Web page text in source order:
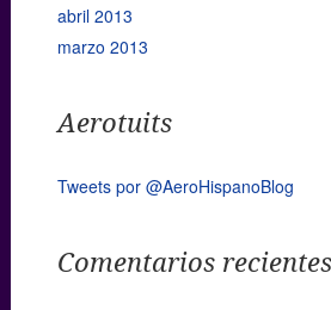
abril 2013
marzo 2013
Aerotuits
Tweets por @AeroHispanoBlog
Comentarios recientes